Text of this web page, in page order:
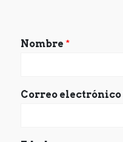
Nombre *
Correo electrónico